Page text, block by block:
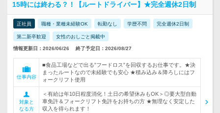
15時には終わる？！【ルートドライバー】★完全週休2日制
正社員 職種・業種未経験OK 転勤なし 学歴不問 完全週休2日制
第二新卒歓迎 女性のおしごと掲載中
情報更新日：2026/06/26 終了予定日：2026/08/27
仕事内容
■食品工場などで出る”フードロス”を回収するお仕事です。★決
まったルートなので未経験でも安心 ★積み込み＆降ろしにはフ
ォークリフト使用
対象と
なる方
＜有給は年10日程度消化！土日の希望休みもOK＞◎要大型自動
車免許＆フォークリフト免許をお持ちの方 ★無理なく安定した
収入を得られます！